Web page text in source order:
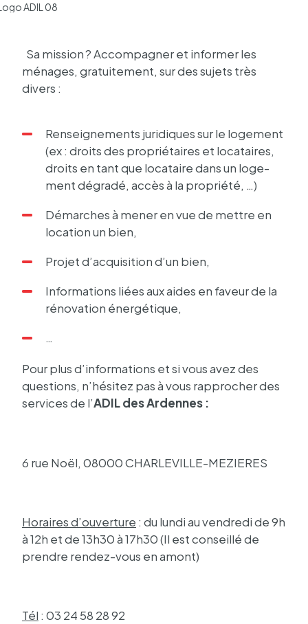
ADIL 08
Sa mission ? Accom­pa­gner et infor­mer les
ménages, gratui­te­ment, sur des sujets très
divers :
Rensei­gne­ments juri­diques sur le loge­ment
(ex : droits des proprié­taires et loca­taires,
droits en tant que loca­taire dans un loge­
ment dégradé, accès à la propriété, …)
Démarches à mener en vue de mettre en
loca­tion un bien,
Projet d’ac­qui­si­tion d’un bien,
Infor­ma­tions liées aux aides en faveur de la
réno­va­tion éner­gé­tique,
…
Pour plus d’in­for­ma­tions et si vous avez des
ques­tions, n’hé­si­tez pas à vous rappro­cher des
services de l’ADIL des Ardennes :
6 rue Noël, 08000 CHAR­LE­VILLE-MEZIERES
Horaires d’ou­ver­ture : du lundi au vendredi de 9h
à 12h et de 13h30 à 17h30 (Il est conseillé de
prendre rendez-vous en amont)
Tél : 03 24 58 28 92